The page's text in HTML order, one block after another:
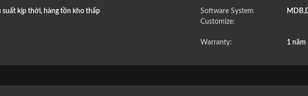
suất kịp thời, hàng tồn kho thấp
Software System
Customize:
Warranty: 1 năm